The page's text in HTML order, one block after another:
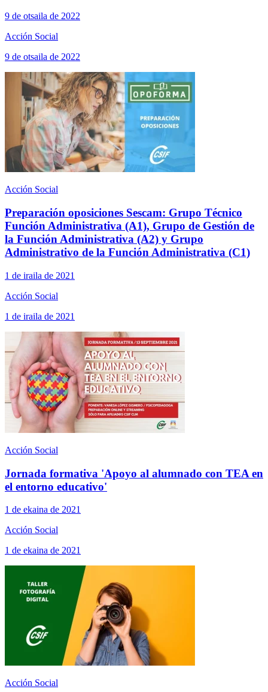
9 de otsaila de 2022
Acción Social
9 de otsaila de 2022
Acción Social
Preparación oposiciones Sescam: Grupo Técnico
Función Administrativa (A1), Grupo de Gestión de
la Función Administrativa (A2) y Grupo
Administrativo de la Función Administrativa (C1)
1 de iraila de 2021
Acción Social
1 de iraila de 2021
Acción Social
Jornada formativa 'Apoyo al alumnado con TEA en
el entorno educativo'
1 de ekaina de 2021
Acción Social
1 de ekaina de 2021
Acción Social